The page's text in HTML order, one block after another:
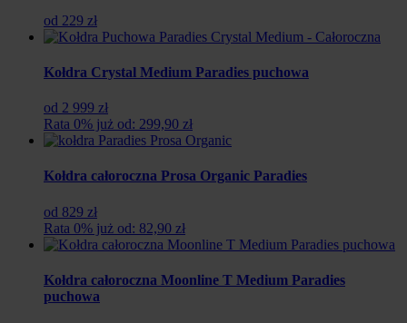
od 229 zł
Kołdra Crystal Medium Paradies puchowa
od 2 999 zł
Rata 0% już od: 299,90 zł
Kołdra całoroczna Prosa Organic Paradies
od 829 zł
Rata 0% już od: 82,90 zł
Kołdra całoroczna Moonline T Medium Paradies
puchowa